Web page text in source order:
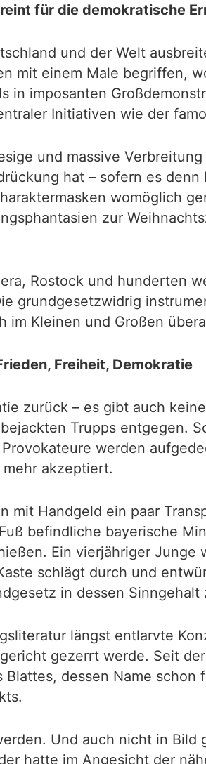
für die demokratische
und der Welt
mit einem Male begriffen,
in imposanten
Initiativen wie der
und massive
hat – sofern es
womöglich
zur
Rostock und hunderten
grundgesetzwidrig
Kleinen und Großen
Freiheit, Demokratie
zurück – es gibt auch
Trupps entgegen.
werden
akzeptiert.
mit Handgeld ein paar
befindliche bayerische
Ein vierjähriger
schlägt durch und
in dessen Sinngehalt
längst entlarvte
gezerrt werde. Seit
dessen Name
Und auch nicht in Bild
hatte im Angesicht der